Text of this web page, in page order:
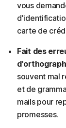
vous
carte de
Fait des
souvent mal
et de
mails pour
promesses.